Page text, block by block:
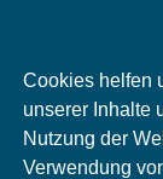
Cookies helfen
unserer Inhalte
Nutzung der
Verwendung